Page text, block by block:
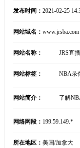
发布时间： 2021-02-25
网站域名： www.jrsba.com
网站名称： JRS直播
网站标签： NBA录
网站简介： 了解
网络网段： 199.59.149.*
所在地区： 美国/加拿大